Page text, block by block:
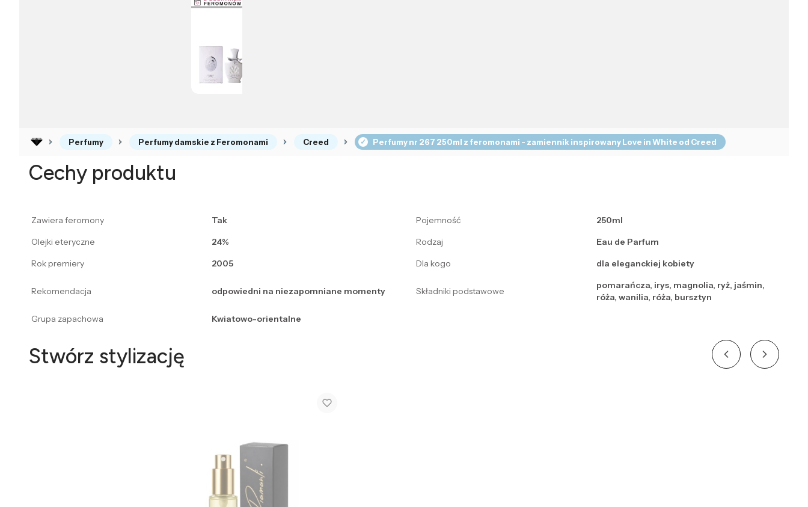
Perfumy Perfumy damskie z Feromonami Creed Perfumy nr 267 250ml z feromonami - zamiennik inspirowany Love in White od Creed
Cechy produktu
Zawiera feromony Tak Pojemność
250ml
Olejki eteryczne
24% Rodzaj
Eau de Parfum
Rok premiery
2005 Dla kogo dla eleganckiej kobiety
Rekomendacja odpowiedni na niezapomniane momenty Składniki podstawowe
pomarańcza, irys, magnolia, ryż, jaśmin,
róża, wanilia, róża, bursztyn
Grupa zapachowa
Kwiatowo-orientalne
Stwórz stylizację